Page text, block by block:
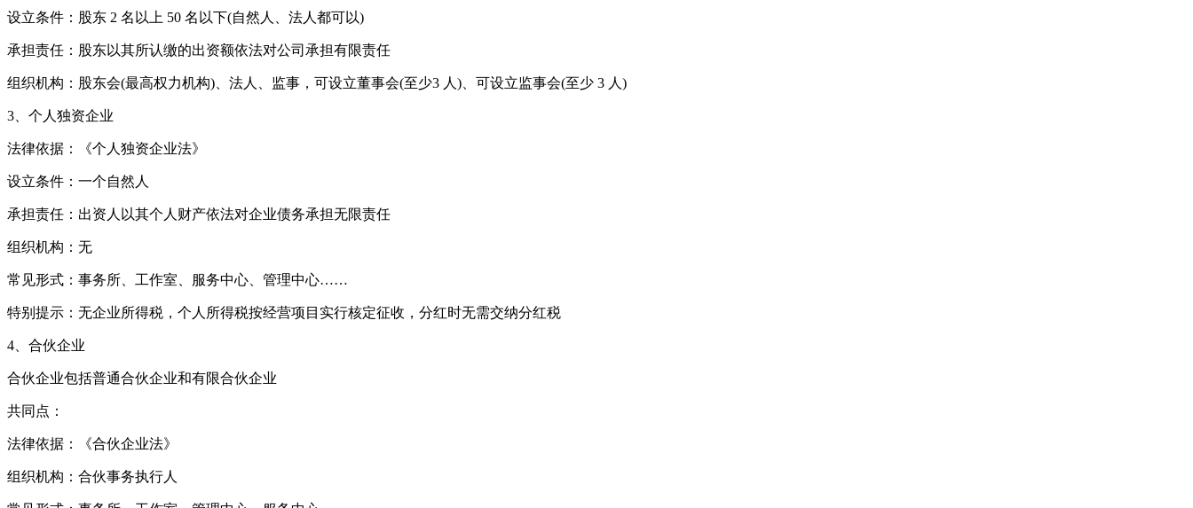
设立条件：股东 2 名以上 50 名以下(自然人、法人都可以)
承担责任：股东以其所认缴的出资额依法对公司承担有限责任
组织机构：股东会(最高权力机构)、法人、监事，可设立董事会(至少3 人)、可设立监事会(至少 3 人)
3、个人独资企业
法律依据：《个人独资企业法》
设立条件：一个自然人
承担责任：出资人以其个人财产依法对企业债务承担无限责任
组织机构：无
常见形式：事务所、工作室、服务中心、管理中心……
特别提示：无企业所得税，个人所得税按经营项目实行核定征收，分红时无需交纳分红税
4、合伙企业
合伙企业包括普通合伙企业和有限合伙企业
共同点：
法律依据：《合伙企业法》
组织机构：合伙事务执行人